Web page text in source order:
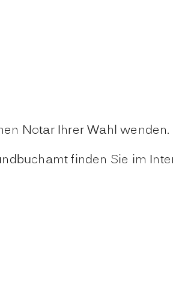
Notar Ihrer Wahl wenden.
finden Sie im